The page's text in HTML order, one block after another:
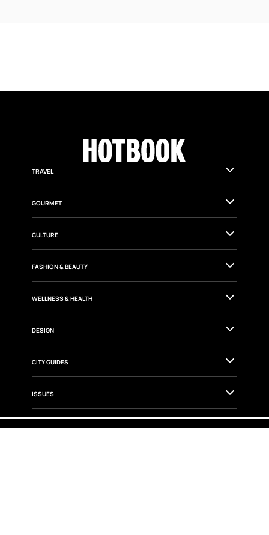
TRAVEL
GOURMET
CULTURE
FASHION & BEAUTY
WELLNESS & HEALTH
DESIGN
CITY GUIDES
ISSUES